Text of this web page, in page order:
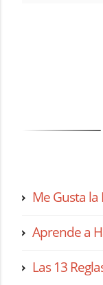
Me Gusta la
Aprende a
Las 13